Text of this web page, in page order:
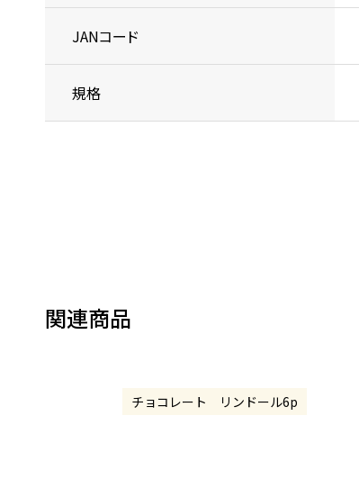
JANコード
規格
関連商品
チョコレート リンドール6p